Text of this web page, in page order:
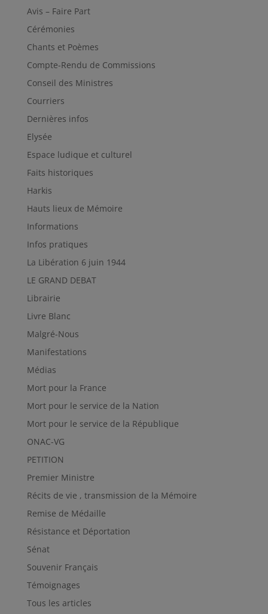
Avis – Faire Part
Cérémonies
Chants et Poèmes
Compte-Rendu de Commissions
Conseil des Ministres
Courriers
Dernières infos
Elysée
Espace ludique et culturel
Faits historiques
Harkis
Hauts lieux de Mémoire
Informations
Infos pratiques
La Libération 6 juin 1944
LE GRAND DEBAT
Librairie
Livre Blanc
Malgré-Nous
Manifestations
Médias
Mort pour la France
Mort pour le service de la Nation
Mort pour le service de la République
ONAC-VG
PETITION
Premier Ministre
Récits de vie , transmission de la Mémoire
Remise de Médaille
Résistance et Déportation
Sénat
Souvenir Français
Témoignages
Tous les articles